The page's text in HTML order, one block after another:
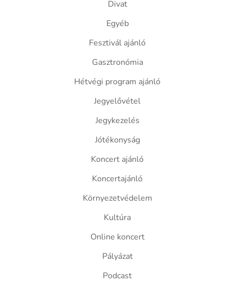
Divat
Egyéb
Fesztivál ajánló
Gasztronómia
Hétvégi program ajánló
Jegyelővétel
Jegykezelés
Jótékonyság
Koncert ajánló
Koncertajánló
Környezetvédelem
Kultúra
Online koncert
Pályázat
Podcast